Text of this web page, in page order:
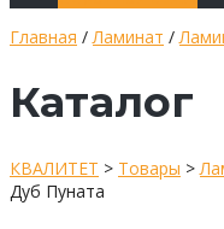
Главная /Ламинат /
Каталог
КВАЛИТЕТ > Товары >
Дуб Пуната